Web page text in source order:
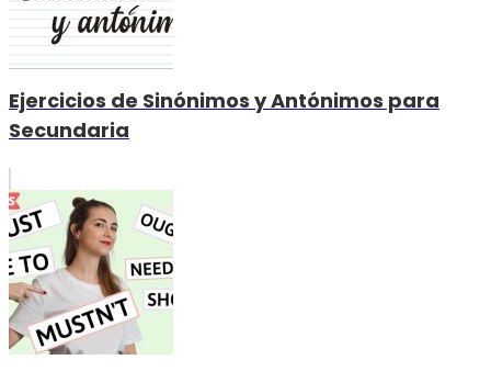
Ejercicios de Sinónimos y Antónimos para
Secundaria